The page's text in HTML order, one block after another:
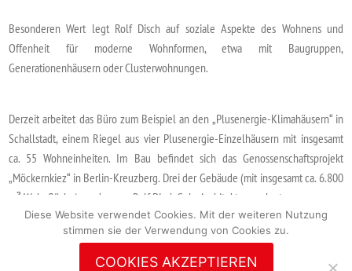
Besonderen Wert legt Rolf Disch auf soziale Aspekte des Wohnens und
Offenheit für moderne Wohnformen, etwa mit Baugruppen,
Generationenhäusern oder Clusterwohnungen.
Derzeit arbeitet das Büro zum Beispiel an den „Plusenergie-Klimahäusern“ in
Schallstadt, einem Riegel aus vier Plusenergie-Einzelhäusern mit insgesamt
ca. 55 Wohneinheiten. Im Bau befindet sich das Genossenschaftsprojekt
„Möckernkiez“ in Berlin-Kreuzberg. Drei der Gebäude (mit insgesamt ca. 6.800
m2 Wohnfläche) wurden von Rolf Disch SolarArchitektur geplant.
Diese Website verwendet Cookies. Mit der weiteren Nutzung
stimmen sie der Verwendung von Cookies zu.
COOKIES AKZEPTIEREN